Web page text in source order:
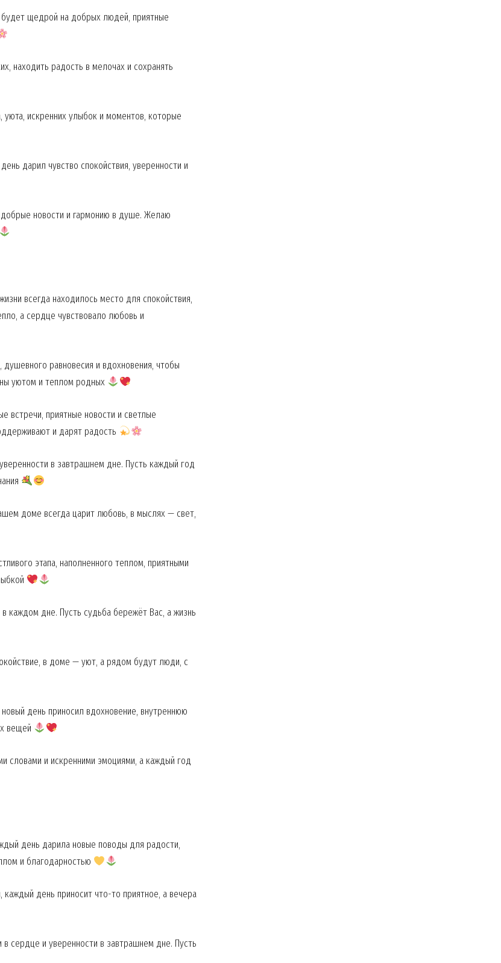
Company
Contact us
щедрой на добрых людей, приятные
находить радость в мелочах и сохранять
искренних улыбок и моментов, которые
дарил чувство спокойствия, уверенности и
новости и гармонию в душе. Желаю
всегда находилось место для спокойствия,
а сердце чувствовало любовь и
равновесия и вдохновения, чтобы
уютом и теплом родных
приятные новости и светлые
и дарят радость
в завтрашнем дне. Пусть каждый год
доме всегда царит любовь, в мыслях — свет,
этапа, наполненного теплом, приятными
дне. Пусть судьба бережёт Вас, а жизнь
в доме — уют, а рядом будут люди, с
день приносил вдохновение, внутреннюю
вещей
словами и искренними эмоциями, а каждый год
день дарила новые поводы для радости,
и благодарностью
день приносит что-то приятное, а вечера
сердце и уверенности в завтрашнем дне. Пусть